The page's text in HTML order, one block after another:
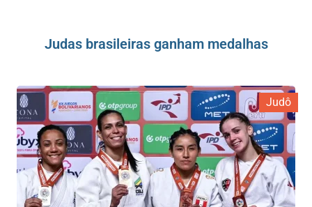
Judas brasileiras ganham medalhas
Judô